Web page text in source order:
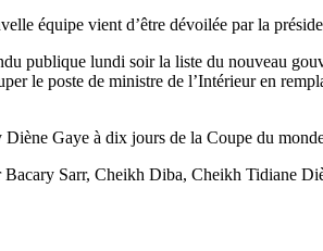
équipe vient d’être dévoilée par la
publique lundi soir la liste du nouveau
le poste de ministre de l’Intérieur en
Gaye à dix jours de la Coupe du
Sarr, Cheikh Diba, Cheikh Tidiane